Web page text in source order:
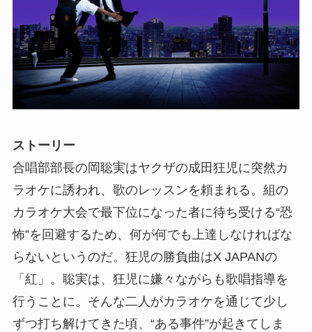
ストーリー
合唱部部長の岡聡実はヤクザの成田狂児に突然カ
ラオケに誘われ、歌のレッスンを頼まれる。組の
カラオケ大会で最下位になった者に待ち受ける“恐
怖”を回避するため、何が何でも上達しなければな
らないというのだ。狂児の勝負曲はX JAPANの
「紅」。聡実は、狂児に嫌々ながらも歌唱指導を
行うことに。そんな二人がカラオケを通じて少し
ずつ打ち解けてきた頃、“ある事件”が起きてしま